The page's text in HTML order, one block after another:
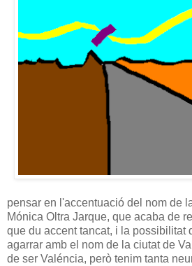
pensar en l'accentuació del nom de
Mónica Oltra Jarque, que acaba de
que du accent tancat, i la possibilitat
agarrar amb el nom de la ciutat de
de ser Valéncia, però tenim tanta